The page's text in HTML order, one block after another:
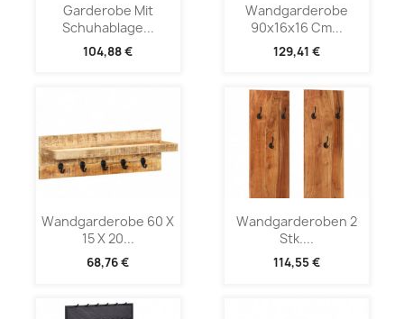
Garderobe Mit
Schuhablage...
104,88 €
Wandgarderobe
90x16x16 Cm...
129,41 €
Wandgarderobe 60 X
15 X 20...
68,76 €
Wandgarderoben 2
Stk....
114,55 €